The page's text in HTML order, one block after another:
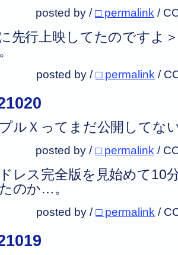
posted by /□ permalink /
先行上映してたのですよ
posted by /□ permalink /
ルＸってまだ公開してな
posted by /□ permalink /
レス完全版を見始めて10
のか…。
posted by /□ permalink /